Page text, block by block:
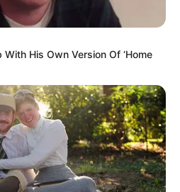
His Own Version Of ‘Home